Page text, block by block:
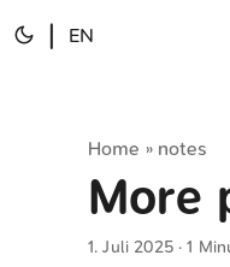
EN
Home » notes
More
1. Juli 2025· 1